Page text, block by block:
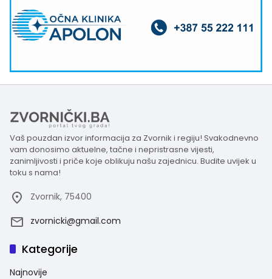
Vaš pouzdan izvor informacija za Zvornik i regiju! Svakodnevno
vam donosimo aktuelne, tačne i nepristrasne vijesti,
zanimljivosti i priče koje oblikuju našu zajednicu. Budite uvijek u
toku s nama!
Zvornik, 75400
zvornicki@gmail.com
Kategorije
Najnovije